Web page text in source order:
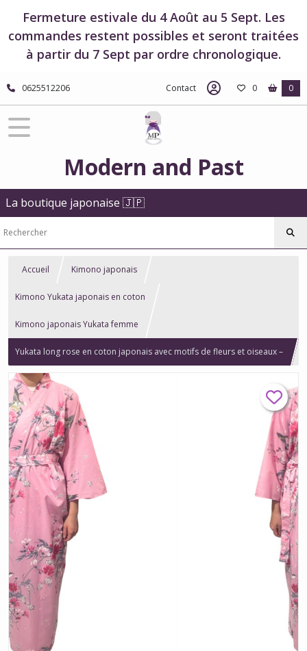
Fermeture estivale du 4 Août au 5 Sept. Les
commandes restent possibles et seront traitées
à partir du 7 Sept par ordre chronologique.
0625512206 Contact 0 0
Modern and Past
La boutique japonaise 🇯🇵
Accueil Kimono japonais
Kimono Yukata japonais en coton
Kimono japonais Yukata femme
Yukata long rose en coton japonais avec motifs de fleurs et oiseaux –
Taille unique - Fabriqué au Japon